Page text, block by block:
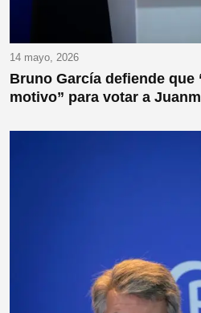
14 mayo, 2026
Bruno García defiende que
motivo” para votar a